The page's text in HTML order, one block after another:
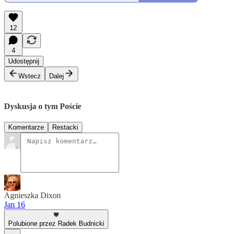
12
4
Udostępnij
Wstecz
Dalej
Dyskusja o tym Poście
Komentarze Restacki
Agnieszka Dixon
Jan 16
Polubione przez Radek Budnicki